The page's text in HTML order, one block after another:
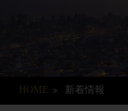
HOME > 新着情報